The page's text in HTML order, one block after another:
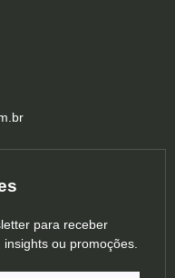
para receber
ou promoções.